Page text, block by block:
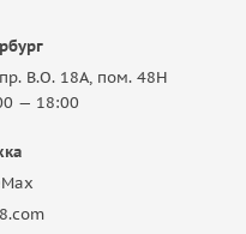
В.О. 18A, пом. 48Н
— 18:00
Max